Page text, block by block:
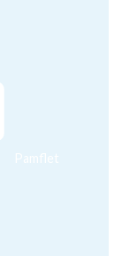
Pamflet